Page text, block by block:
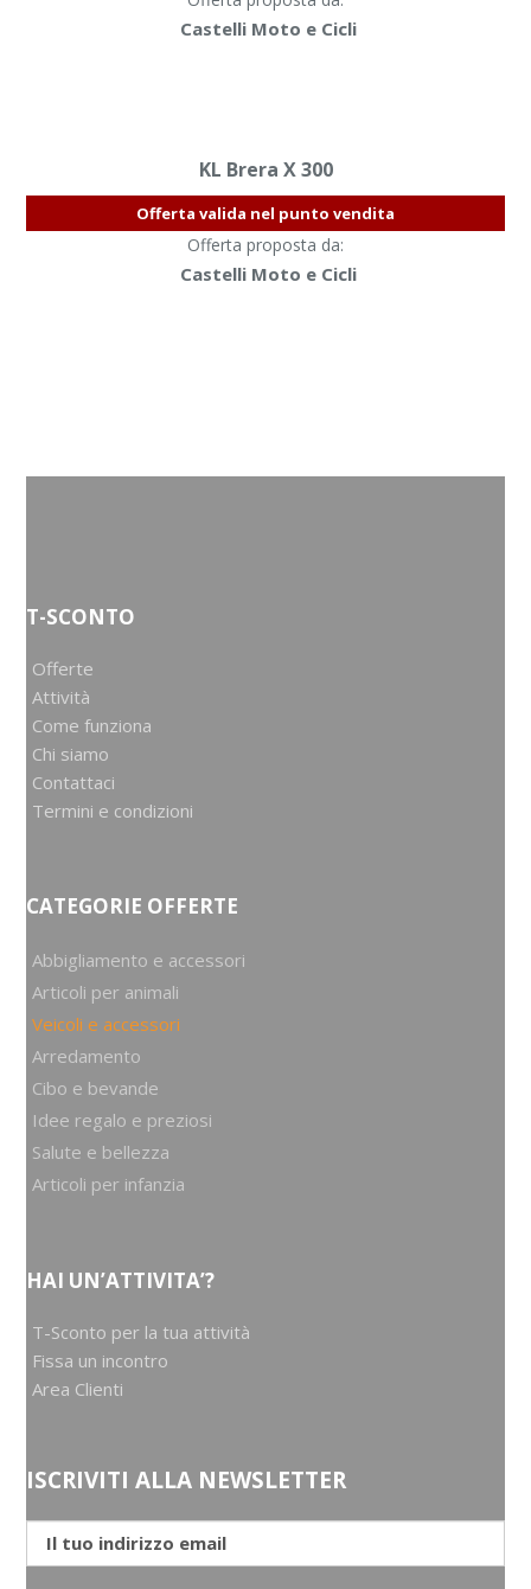
Castelli Moto e Cicli
KL Brera X 300
Offerta valida nel punto vendita
Offerta proposta da:
Castelli Moto e Cicli
T-SCONTO
Offerte
Attività
Come funziona
Chi siamo
Contattaci
Termini e condizioni
CATEGORIE OFFERTE
Abbigliamento e accessori
Articoli per animali
Veicoli e accessori
Arredamento
Cibo e bevande
Idee regalo e preziosi
Salute e bellezza
Articoli per infanzia
HAI UN’ATTIVITA’?
T-Sconto per la tua attività
Fissa un incontro
Area Clienti
ISCRIVITI ALLA NEWSLETTER